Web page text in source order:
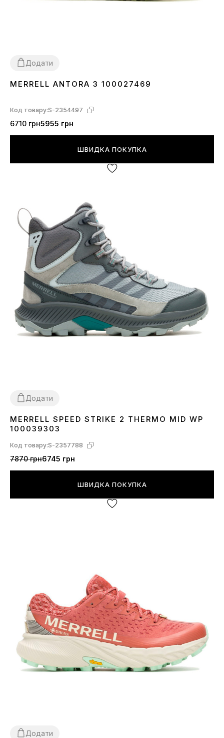
Додати
36
MERRELL ANTORA 3 100027469
Код товару:S-2354497
6710 грн5955 грн
ШВИДКА ПОКУПКА
Додати
3740
MERRELL SPEED STRIKE 2 THERMO MID WP
100039303
Код товару:S-2357788
7870 грн6745 грн
ШВИДКА ПОКУПКА
Додати